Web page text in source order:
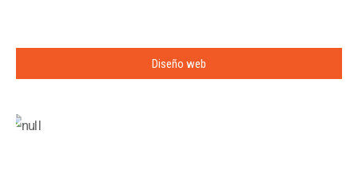
Diseño web